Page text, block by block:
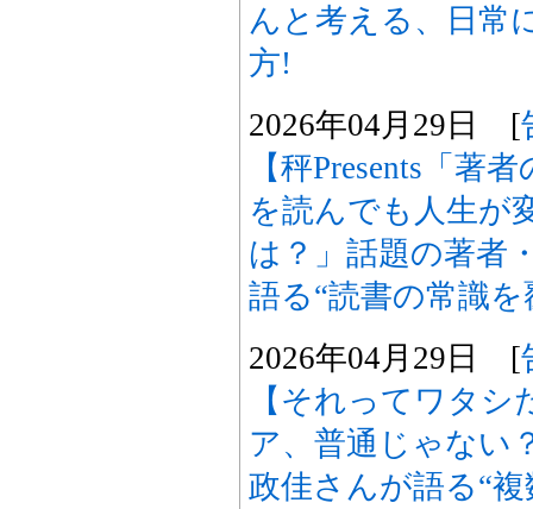
んと考える、日常
方!
2026年04月29日 [
【秤Presents「著
を読んでも人生が
は？」話題の著者
語る“読書の常識を
2026年04月29日 [
【それってワタ
ア、普通じゃない
政佳さんが語る“